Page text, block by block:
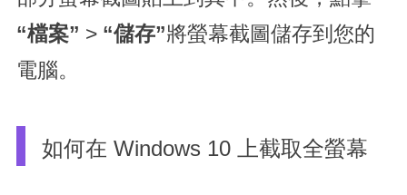
“檔案” > “儲存”將螢幕截圖儲存到您的
電腦。
如何在 Windows 10 上截取全螢幕